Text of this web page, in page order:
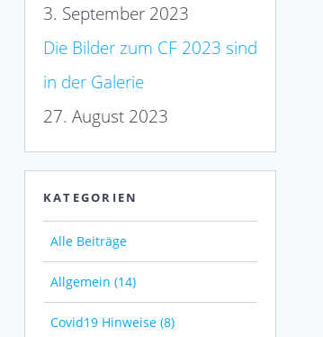
3. September 2023
Die Bilder zum CF 2023 sind
in der Galerie
27. August 2023
KATEGORIEN
Alle Beiträge
Allgemein (14)
Covid19 Hinweise (8)